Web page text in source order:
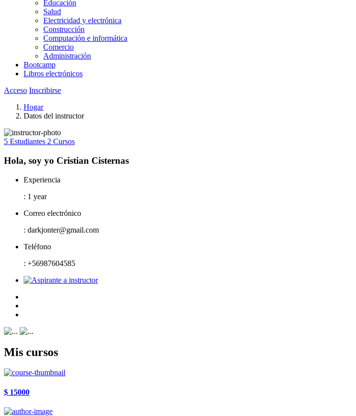
Educación
Salud
Electricidad y electrónica
Construcción
Computación e informática
Comercio
Administración
Bootcamp
Libros electrónicos
Acceso Inscribirse
Hogar
Datos del instructor
5 Estudiantes 2 Cursos
Hola, soy yo Cristian Cisternas
Experiencia
: 1 year
Correo electrónico
: darkjonter@gmail.com
Teléfono
: +56987604585
Mis cursos
$ 15000